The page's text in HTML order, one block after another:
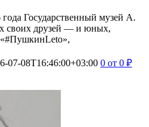
Государственный музей А.
своих друзей — и юных,
07-08T16:46:00+03:00 0 от 0 ₽